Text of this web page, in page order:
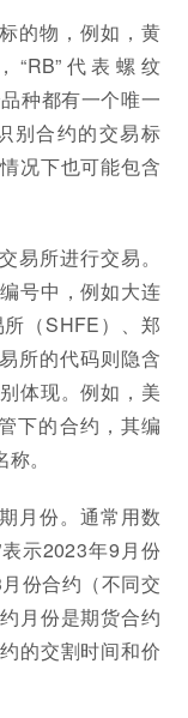
的物，例如，黄
“RB”代表螺纹
种都有一个唯一
别合约的交易标
况下也可能包含
易所进行交易。
号中，例如大连
（SHFE）、郑
所的代码则隐含
体现。例如，美
下的合约，其编
。
月份。通常用数
示2023年9月份
份合约（不同交
月份是期货合约
的交割时间和价